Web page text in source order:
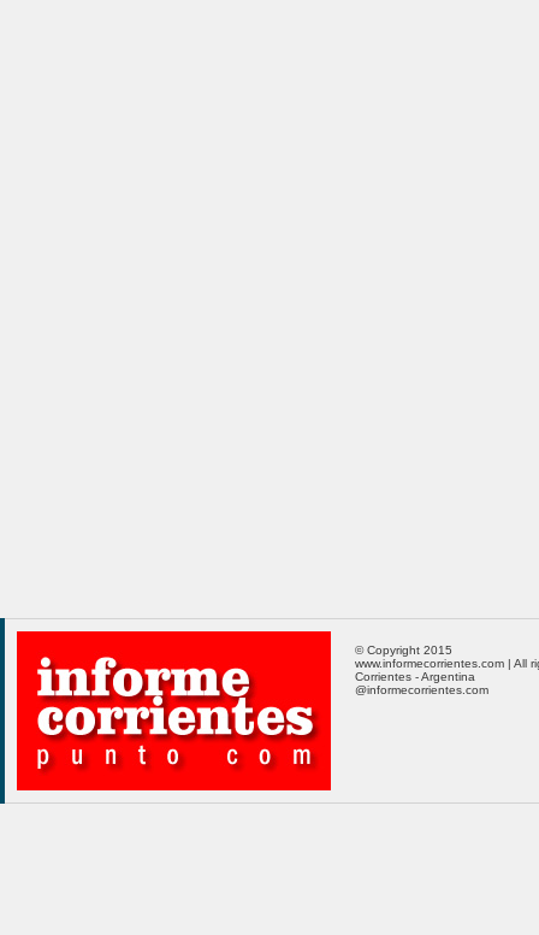
© Copyright 2015
www.informecorrientes.com | All
Corrientes - Argentina
@informecorrientes.com